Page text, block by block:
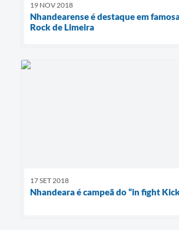
19 NOV 2018
Nhandearense é destaque em
Rock de Limeira
17 SET 2018
Nhandeara é campeã do “in fight